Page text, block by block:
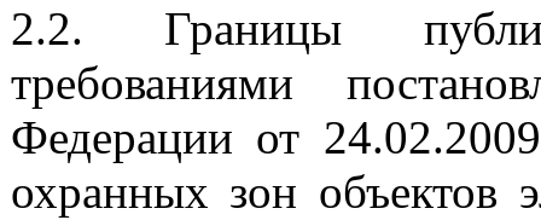
2.2. Границы
требованиями
Федерации от
охранных зон объектов